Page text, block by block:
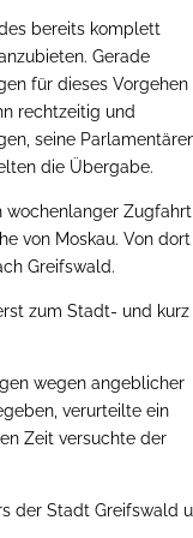
bereits komplett
Gerade
für dieses Vorgehen
rechtzeitig und
seine
die Übergabe.
wochenlanger Zugfahrt
von Moskau. Von dort
Greifswald.
zum Stadt- und kurz
wegen angeblicher
verurteilte ein
Zeit versuchte der
der Stadt Greifswald